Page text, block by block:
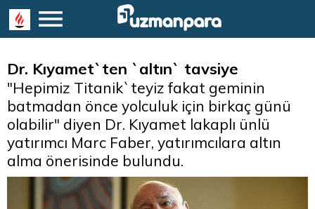
Dr. Kıyamet`ten `altın` tavsiye
"Hepimiz Titanik`teyiz fakat geminin
batmadan önce yolculuk için birkaç günü
olabilir" diyen Dr. Kıyamet lakaplı ünlü
yatırımcı Marc Faber, yatırımcılara altın
alma önerisinde bulundu.